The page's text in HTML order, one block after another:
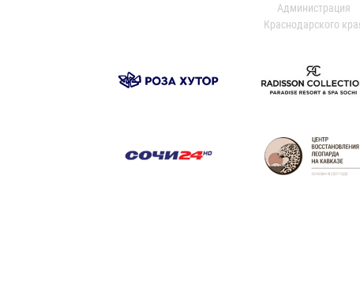
Администрация
Краснодарского